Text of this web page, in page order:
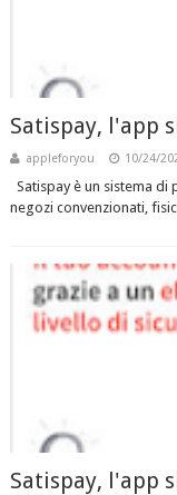
Satispay, l'app
appleforyou 10/24/
Satispay è un sistema
negozi convenzionati,
Satispay, l'app